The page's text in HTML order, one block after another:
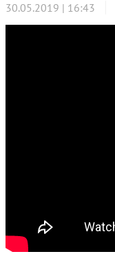
30.05.2019 | 16:43